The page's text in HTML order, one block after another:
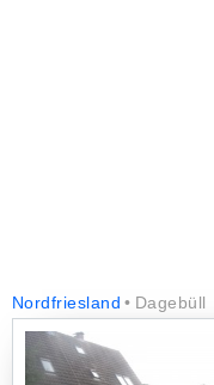
Nordfriesland Dagebüll